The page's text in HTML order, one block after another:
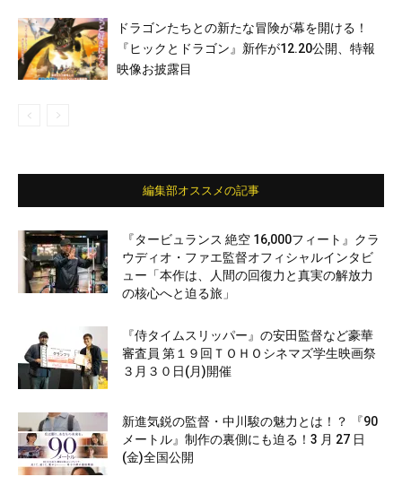
ドラゴンたちとの新たな冒険が幕を開ける！
『ヒックとドラゴン』新作が12.20公開、特報
映像お披露目
編集部オススメの記事
『タービュランス 絶空 16,000フィート』クラ
ウディオ・ファエ監督オフィシャルインタビ
ュー「本作は、人間の回復力と真実の解放力
の核心へと迫る旅」
『侍タイムスリッパー』の安田監督など豪華
審査員 第１９回ＴＯＨＯシネマズ学生映画祭
３月３０日(月)開催
新進気鋭の監督・中川駿の魅力とは！？ 『90
メートル』制作の裏側にも迫る！3 月 27 日
(金)全国公開